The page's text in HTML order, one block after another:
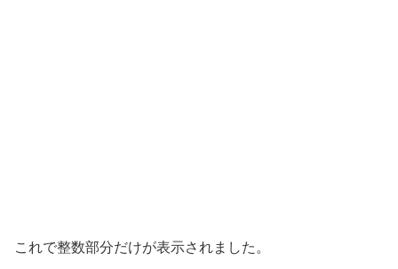
これで整数部分だけが表示されました。